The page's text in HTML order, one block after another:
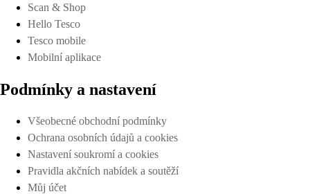
Scan & Shop
Hello Tesco
Tesco mobile
Mobilní aplikace
Podmínky a nastavení
Všeobecné obchodní podmínky
Ochrana osobních údajů a cookies
Nastavení soukromí a cookies
Pravidla akčních nabídek a soutěží
Můj účet